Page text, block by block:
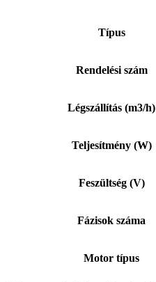
Típus
Rendelési szám
Légszállítás (m3/h)
Teljesítmény (W)
Feszültség (V)
Fázisok száma
Motor típus